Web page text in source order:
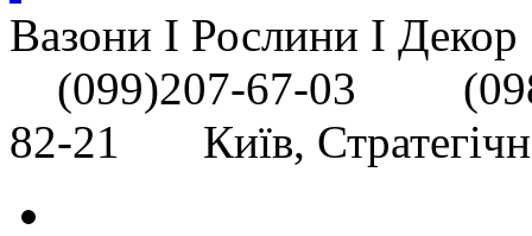
Вазони I Рослини I Декор
(099)207-67-03
82-21 Київ,